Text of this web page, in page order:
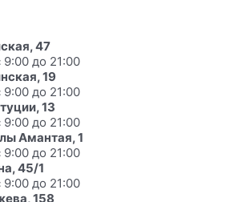
47
до 21:00
19
до 21:00
13
до 21:00
Амантая, 1
до 21:00
45/1
до 21:00
158